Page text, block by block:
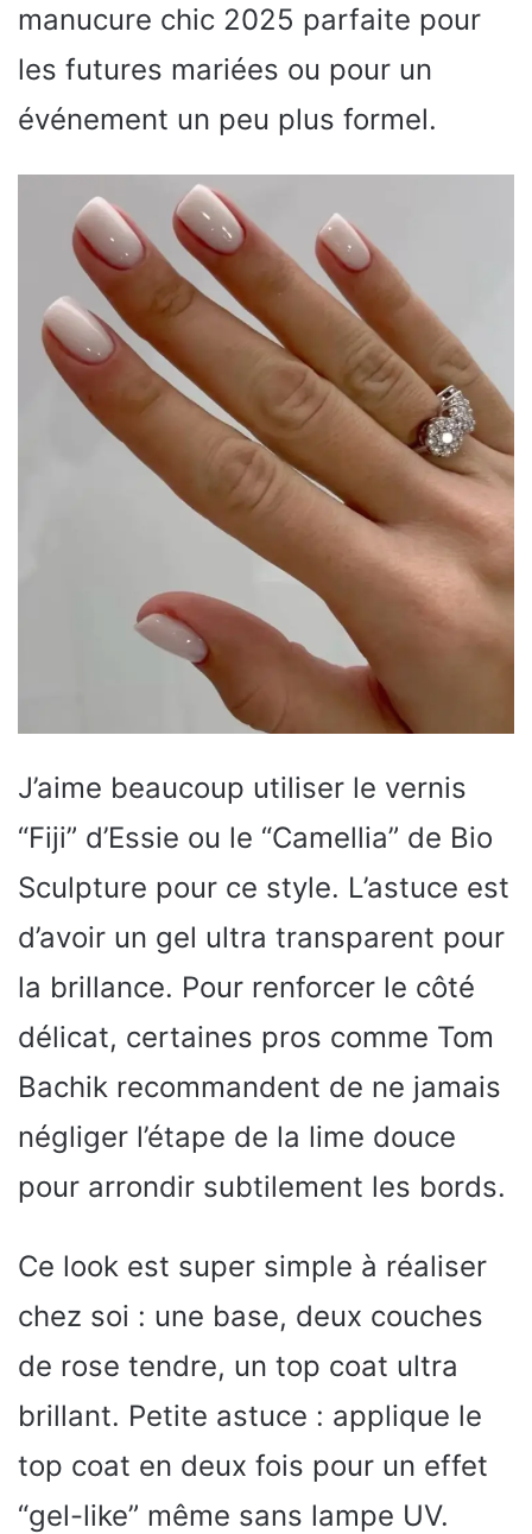
manucure chic 2025 parfaite pour
les futures mariées ou pour un
événement un peu plus formel.
J’aime beaucoup utiliser le vernis
“Fiji” d’Essie ou le “Camellia” de Bio
Sculpture pour ce style. L’astuce est
d’avoir un gel ultra transparent pour
la brillance. Pour renforcer le côté
délicat, certaines pros comme Tom
Bachik recommandent de ne jamais
négliger l’étape de la lime douce
pour arrondir subtilement les bords.
Ce look est super simple à réaliser
chez soi : une base, deux couches
de rose tendre, un top coat ultra
brillant. Petite astuce : applique le
top coat en deux fois pour un effet
“gel-like” même sans lampe UV.